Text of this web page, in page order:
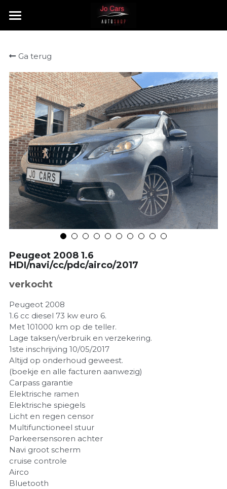
HOME
TE KOOP
VERKOCHT
CONTACT
Ga terug
Peugeot 2008 1.6
HDI/navi/cc/pdc/airco/2017
verkocht
Peugeot 2008
1.6 cc diesel 73 kw euro 6.
Met 101000 km op de teller.
Lage taksen/verbruik en verzekering.
1ste inschrijving 10/05/2017
Altijd op onderhoud geweest.
(boekje en alle facturen aanwezig)
Carpass garantie
Elektrische ramen
Elektrische spiegels
Licht en regen censor
Multifunctioneel stuur
Parkeersensoren achter
Navi groot scherm
cruise controle
Airco
Bluetooth